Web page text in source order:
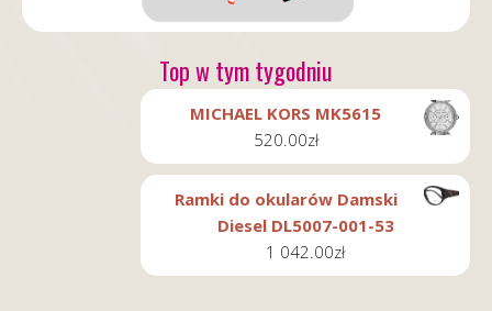
Top w tym tygodniu
MICHAEL KORS MK5615
520.00zł
Ramki do okularów Damski
Diesel DL5007-001-53
1 042.00zł